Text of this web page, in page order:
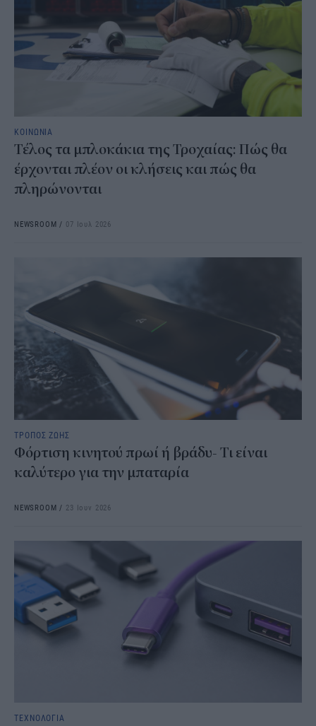
ΚΟΙΝΩΝΙΑ
Τέλος τα μπλοκάκια της Τροχαίας: Πώς θα
έρχονται πλέον οι κλήσεις και πώς θα
πληρώνονται
NEWSROOM / 07 Ιουλ 2026
ΤΡΟΠΟΣ ΖΩΗΣ
Φόρτιση κινητού πρωί ή βράδυ- Τι είναι
καλύτερο για την μπαταρία
NEWSROOM / 23 Ιουν 2026
ΤΕΧΝΟΛΟΓΙΑ